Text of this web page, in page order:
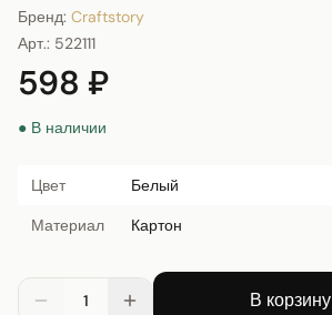
Бренд: Craftstory
Арт.: 522111
598 ₽
● В наличии
Цвет
Белый
Материал
Картон
1 В корзину